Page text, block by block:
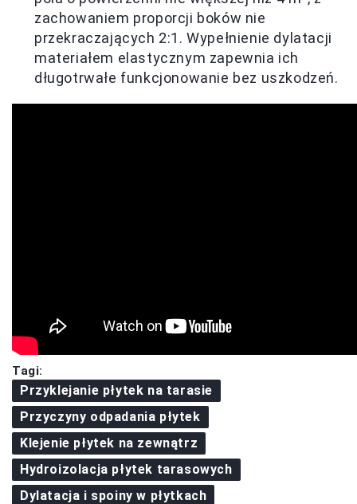
zachowaniem proporcji boków nie
przekraczających 2:1. Wypełnienie dylatacji
materiałem elastycznym zapewnia ich
długotrwałe funkcjonowanie bez uszkodzeń.
Tagi:
Przyklejanie płytek na tarasie
Przyczyny odpadania płytek
Klejenie płytek na zewnątrz
Hydroizolacja płytek tarasowych
Dylatacja i spoiny w płytkach